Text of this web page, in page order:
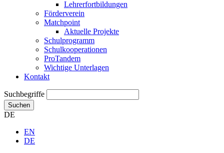
Lehrerfortbildungen
Förderverein
Matchpoint
Aktuelle Projekte
Schulprogramm
Schulkooperationen
ProTandem
Wichtige Unterlagen
Kontakt
Suchbegriffe
Suchen
DE
EN
DE